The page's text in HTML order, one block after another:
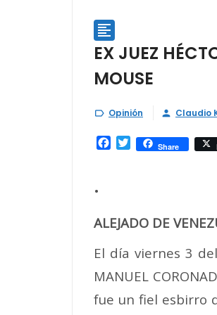

EX JUEZ
MOUSE
 Opinión  Claudio
Facebook
TwitterShare
.
ALEJADO DE
El día viernes 3
MANUEL
fue un fiel esbirro